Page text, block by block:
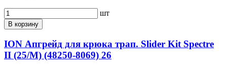
шт
В корзину
ION Апгрейд для крюка трап. Slider Kit Spectre
II (25/M) (48250-8069) 26